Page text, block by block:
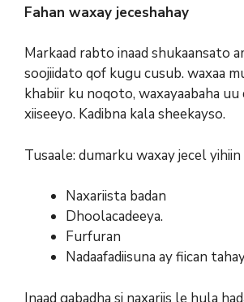
Fahan waxay jeceshahay
Markaad rabto inaad shukaansato
soojiidato qof kugu cusub. waxaa
khabiir ku noqoto, waxayaabaha uu
xiiseeyo. Kadibna kala sheekayso.
Tusaale: dumarku waxay jecel
Naxariista badan
Dhoolacadeeya.
Furfuran
Nadaafadiisuna ay fiican
Inaad gabadha si naxariis le hula